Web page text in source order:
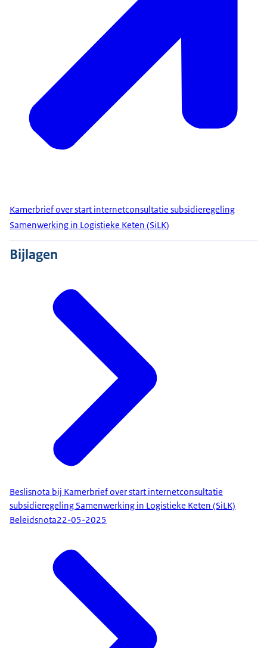
Kamerbrief over start internetconsultatie subsidieregeling
Samenwerking in Logistieke Keten (SiLK)
Bijlagen
Beslisnota bij Kamerbrief over start internetconsultatie
subsidieregeling Samenwerking in Logistieke Keten (SiLK)
Beleidsnota22-05-2025